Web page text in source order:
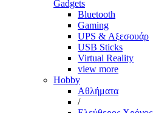
Gadgets
Bluetooth
Gaming
UPS & Αξεσουάρ
USB Sticks
Virtual Reality
view more
Hobby
Αθλήματα
/